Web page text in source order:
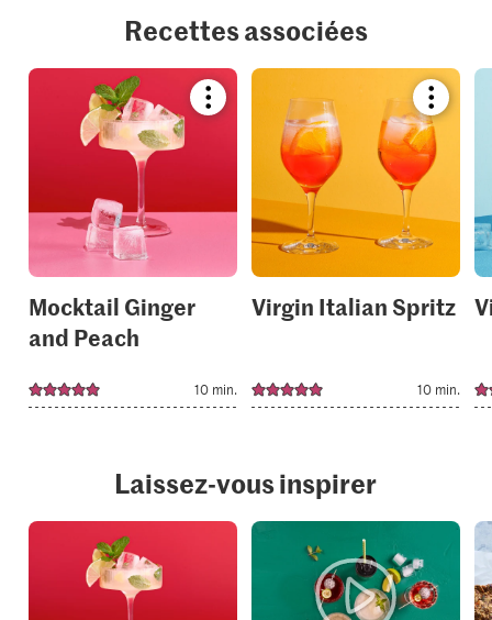
Recettes associées
Bookmark
recipe
collections.
Mocktail Ginger
and Peach
10 min.
recipe
or
add
it
Virgin Italian Spritz
10 min.
Laissez-vous inspirer